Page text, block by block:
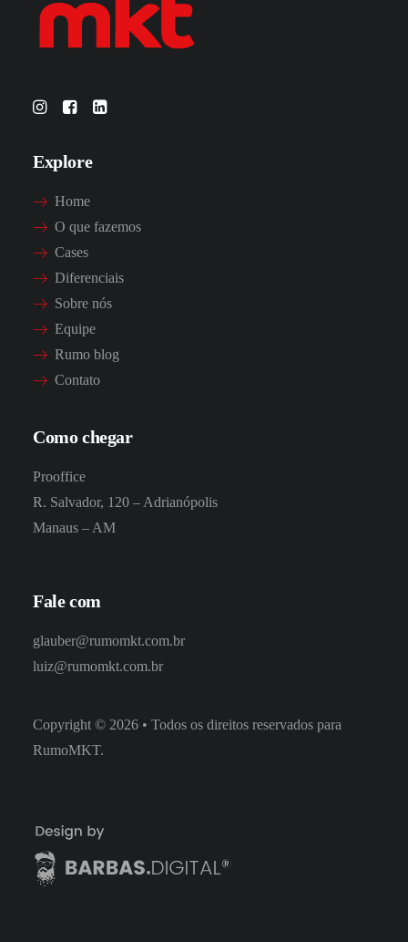
Explore
Home
O que fazemos
Cases
Diferenciais
Sobre nós
Equipe
Rumo blog
Contato
Como chegar
Prooffice
R. Salvador, 120 – Adrianópolis
Manaus – AM
Fale com
glauber@rumomkt.com.br
luiz@rumomkt.com.br
Copyright © 2026 • Todos os direitos reservados para
RumoMKT.